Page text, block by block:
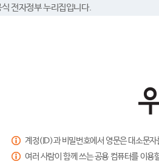
전자정부 누리집입니다.
계정(ID)과 비밀번호에서 영문은 대소문
여러 사람이 함께 쓰는 공용 컴퓨터를 이